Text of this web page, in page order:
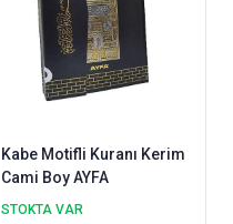
Kabe Motifli Kuranı Kerim
Cami Boy AYFA
STOKTA VAR